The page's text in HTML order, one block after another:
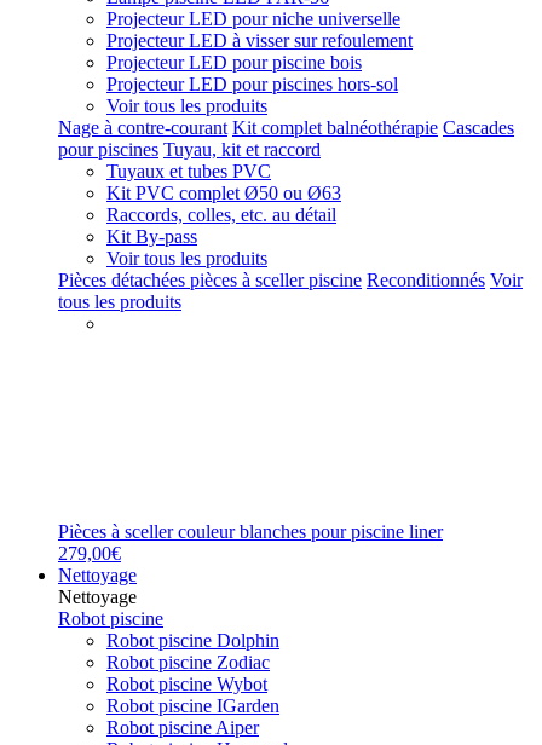
Projecteur LED pour niche universelle
Projecteur LED à visser sur refoulement
Projecteur LED pour piscine bois
Projecteur LED pour piscines hors-sol
Voir tous les produits
Nage à contre-courant Kit complet balnéothérapie Cascades
pour piscines Tuyau, kit et raccord
Tuyaux et tubes PVC
Kit PVC complet Ø50 ou Ø63
Raccords, colles, etc. au détail
Kit By-pass
Voir tous les produits
Pièces détachées pièces à sceller piscine Reconditionnés Voir
tous les produits
Pièces à sceller couleur blanches pour piscine liner
279,00€
Nettoyage
Nettoyage
Robot piscine
Robot piscine Dolphin
Robot piscine Zodiac
Robot piscine Wybot
Robot piscine IGarden
Robot piscine Aiper